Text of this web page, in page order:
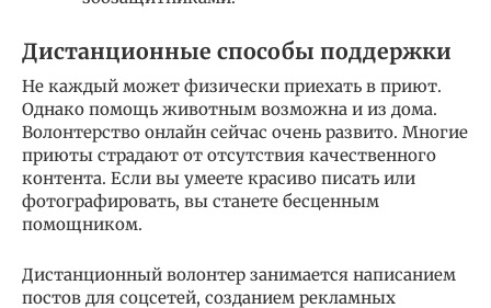
Дистанционные способы поддержки
Не каждый может физически приехать в приют.
Однако помощь животным возможна и из дома.
Волонтерство онлайн сейчас очень развито. Многие
приюты страдают от отсутствия качественного
контента. Если вы умеете красиво писать или
фотографировать, вы станете бесценным
помощником.
Дистанционный волонтер занимается написанием
постов для соцсетей, созданием рекламных